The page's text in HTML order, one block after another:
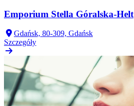
Emporium Stella Góralska-Helt
Gdańsk, 80-309, Gdańsk
Szczegóły